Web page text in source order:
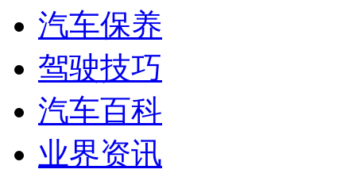
汽车保养
驾驶技巧
汽车百科
业界资讯